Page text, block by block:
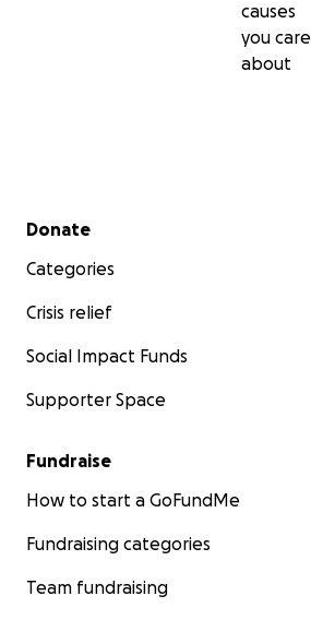
causes
you care
about
Secondary menu
Donate
Categories
Crisis relief
Social Impact Funds
Supporter Space
Fundraise
How to start a GoFundMe
Fundraising categories
Team fundraising